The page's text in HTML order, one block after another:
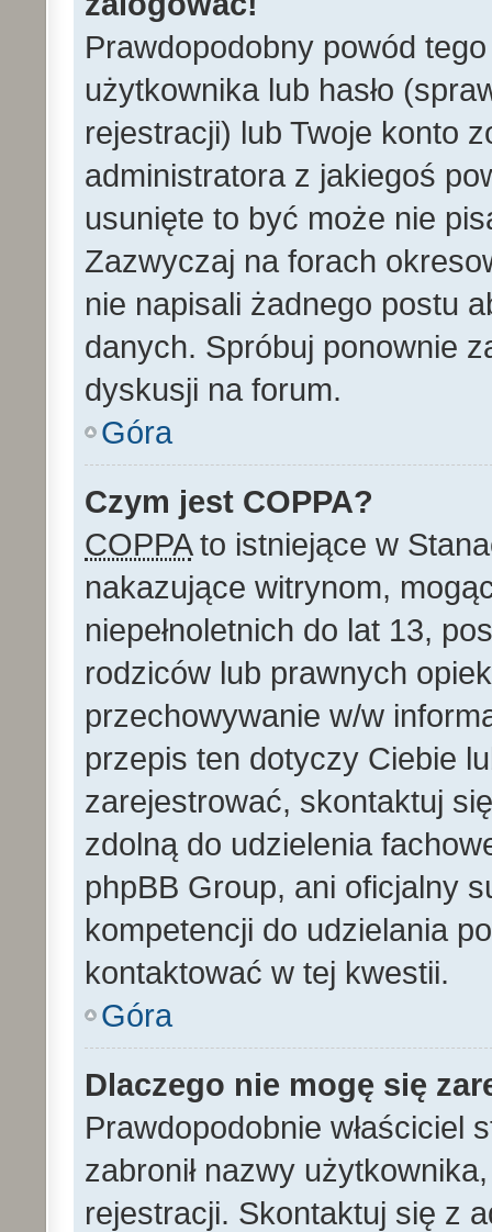
Prawdopodobny powód
użytkownika lub hasło
rejestracji) lub Twoje konto
administratora z jakiegoś
usunięte to być może nie
Zazwyczaj na forach
nie napisali żadnego postu
danych. Spróbuj ponownie
dyskusji na forum.
Góra
Czym jest COPPA?
COPPAto istniejące w
nakazujące witrynom,
niepełnoletnich do lat 13,
rodziców lub prawnych
przechowywanie w/w
przepis ten dotyczy Ciebie
zarejestrować, skontaktuj
zdolną do udzielenia
phpBB Group, ani oficjalny
kompetencji do udzielania
kontaktować w tej kwestii.
Góra
Dlaczego nie mogę się
Prawdopodobnie właściciel
zabronił nazwy
rejestracji. Skontaktuj się z